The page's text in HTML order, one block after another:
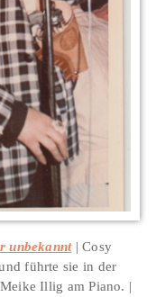
unbekannt
Cosy
führte sie in der
Illig am Piano.